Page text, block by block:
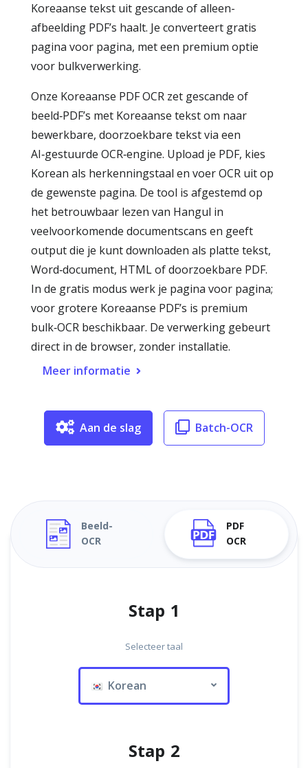
Koreaanse tekst uit gescande of alleen-
afbeelding PDF’s haalt. Je converteert gratis
pagina voor pagina, met een premium optie
voor bulkverwerking.
Onze Koreaanse PDF OCR zet gescande of
beeld‑PDF’s met Koreaanse tekst om naar
bewerkbare, doorzoekbare tekst via een
AI‑gestuurde OCR‑engine. Upload je PDF, kies
Korean als herkenningstaal en voer OCR uit op
de gewenste pagina. De tool is afgestemd op
het betrouwbaar lezen van Hangul in
veelvoorkomende documentscans en geeft
output die je kunt downloaden als platte tekst,
Word‑document, HTML of doorzoekbare PDF.
In de gratis modus werk je pagina voor pagina;
voor grotere Koreaanse PDF’s is premium
bulk‑OCR beschikbaar. De verwerking gebeurt
direct in de browser, zonder installatie.
Meer informatie
Aan de slag Batch-OCR
Beeld-
OCR
PDF
OCR
Stap 1
Selecteer taal
Korean
Stap 2